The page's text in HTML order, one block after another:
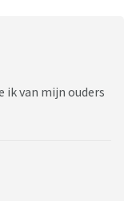
ik van mijn ouders